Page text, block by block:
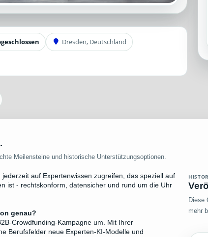
Dresden, Deutschland
Meilensteine und historische Unterstützungsoptionen.
auf Expertenwissen zugreifen, das speziell auf
ist - rechtskonform, datensicher und rund um die Uhr
genau?
Crowdfunding-Kampagne um. Mit Ihrer
Berufsfelder neue Experten-KI-Modelle und
Diese
mehr